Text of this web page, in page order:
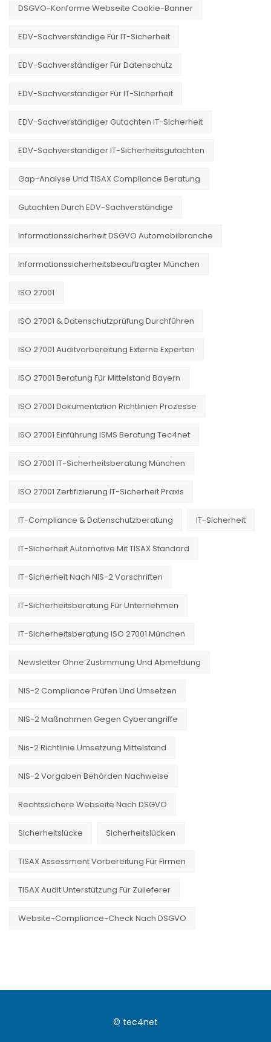
DSGVO-Konforme Webseite Cookie-Banner
EDV-Sachverständige Für IT-Sicherheit
EDV-Sachverständiger Für Datenschutz
EDV-Sachverständiger Für IT-Sicherheit
EDV-Sachverständiger Gutachten IT-Sicherheit
EDV-Sachverständiger IT-Sicherheitsgutachten
Gap-Analyse Und TISAX Compliance Beratung
Gutachten Durch EDV-Sachverständige
Informationssicherheit DSGVO Automobilbranche
Informationssicherheitsbeauftragter München
ISO 27001
ISO 27001 & Datenschutzprüfung Durchführen
ISO 27001 Auditvorbereitung Externe Experten
ISO 27001 Beratung Für Mittelstand Bayern
ISO 27001 Dokumentation Richtlinien Prozesse
ISO 27001 Einführung ISMS Beratung Tec4net
ISO 27001 IT-Sicherheitsberatung München
ISO 27001 Zertifizierung IT-Sicherheit Praxis
IT-Compliance & Datenschutzberatung IT-Sicherheit
IT-Sicherheit Automotive Mit TISAX Standard
IT-Sicherheit Nach NIS-2 Vorschriften
IT-Sicherheitsberatung Für Unternehmen
IT-Sicherheitsberatung ISO 27001 München
Newsletter Ohne Zustimmung Und Abmeldung
NIS-2 Compliance Prüfen Und Umsetzen
NIS-2 Maßnahmen Gegen Cyberangriffe
Nis-2 Richtlinie Umsetzung Mittelstand
NIS-2 Vorgaben Behörden Nachweise
Rechtssichere Webseite Nach DSGVO
Sicherheitslücke Sicherheitslücken
TISAX Assessment Vorbereitung Für Firmen
TISAX Audit Unterstützung Für Zulieferer
Website-Compliance-Check Nach DSGVO
© tec4net